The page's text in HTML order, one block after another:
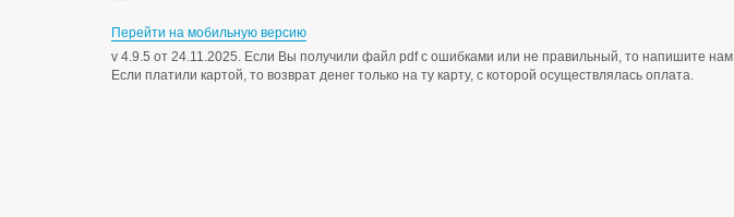
Перейти на мобильную версию
v 4.9.5 от 24.11.2025. Если Вы получили файл pdf с ошибками или не правильный, то напишите нам
Если платили картой, то возврат денег только на ту карту, с которой осуществлялась оплата.